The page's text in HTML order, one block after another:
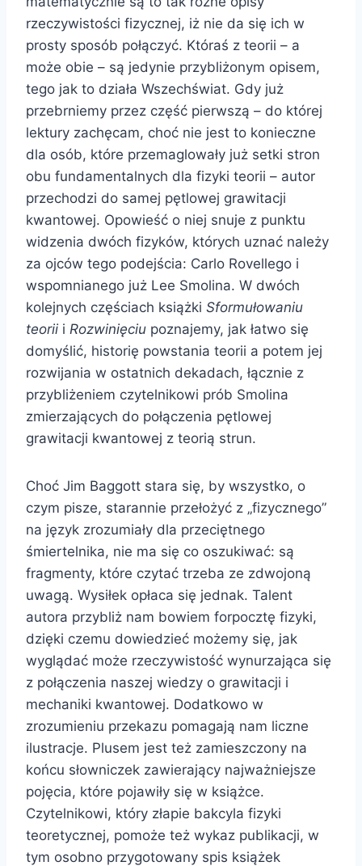
rzeczywistości fizycznej, iż nie da się ich w
prosty sposób połączyć. Któraś z teorii – a
może obie – są jedynie przybliżonym opisem,
tego jak to działa Wszechświat. Gdy już
przebrniemy przez część pierwszą – do której
lektury zachęcam, choć nie jest to konieczne
dla osób, które przemaglowały już setki stron
obu fundamentalnych dla fizyki teorii – autor
przechodzi do samej pętlowej grawitacji
kwantowej. Opowieść o niej snuje z punktu
widzenia dwóch fizyków, których uznać należy
za ojców tego podejścia: Carlo Rovellego i
wspomnianego już Lee Smolina. W dwóch
kolejnych częściach książki Sformułowaniu
teorii i Rozwinięciu poznajemy, jak łatwo się
domyślić, historię powstania teorii a potem jej
rozwijania w ostatnich dekadach, łącznie z
przybliżeniem czytelnikowi prób Smolina
zmierzających do połączenia pętlowej
grawitacji kwantowej z teorią strun.
Choć Jim Baggott stara się, by wszystko, o
czym pisze, starannie przełożyć z „fizycznego”
na język zrozumiały dla przeciętnego
śmiertelnika, nie ma się co oszukiwać: są
fragmenty, które czytać trzeba ze zdwojoną
uwagą. Wysiłek opłaca się jednak. Talent
autora przybliż nam bowiem forpocztę fizyki,
dzięki czemu dowiedzieć możemy się, jak
wyglądać może rzeczywistość wynurzająca się
z połączenia naszej wiedzy o grawitacji i
mechaniki kwantowej. Dodatkowo w
zrozumieniu przekazu pomagają nam liczne
ilustracje. Plusem jest też zamieszczony na
końcu słowniczek zawierający najważniejsze
pojęcia, które pojawiły się w książce.
Czytelnikowi, który złapie bakcyla fizyki
teoretycznej, pomoże też wykaz publikacji, w
tym osobno przygotowany spis książek